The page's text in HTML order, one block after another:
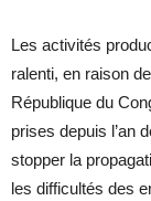
Les activités
ralenti, en raison
République du
prises depuis l’an
stopper la
les difficultés des